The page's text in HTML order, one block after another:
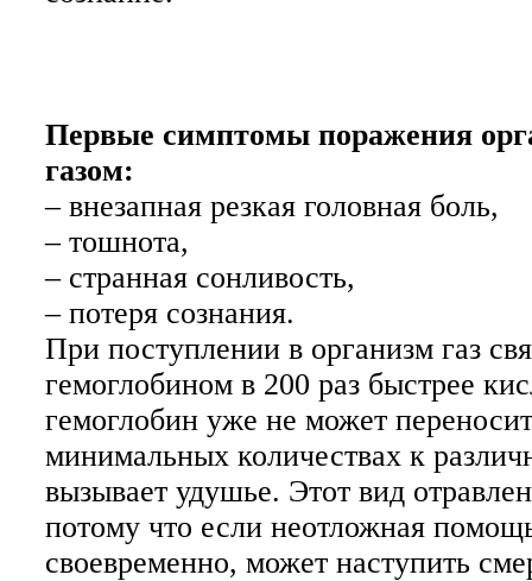
Первые симптомы поражения
газом:
– внезапная резкая головная боль,
– тошнота,
– странная сонливость,
– потеря сознания.
При поступлении в организм газ
гемоглобином в 200 раз быстрее
гемоглобин уже не может
минимальных количествах к
вызывает удушье. Этот вид
потому что если неотложная
своевременно, может наступить